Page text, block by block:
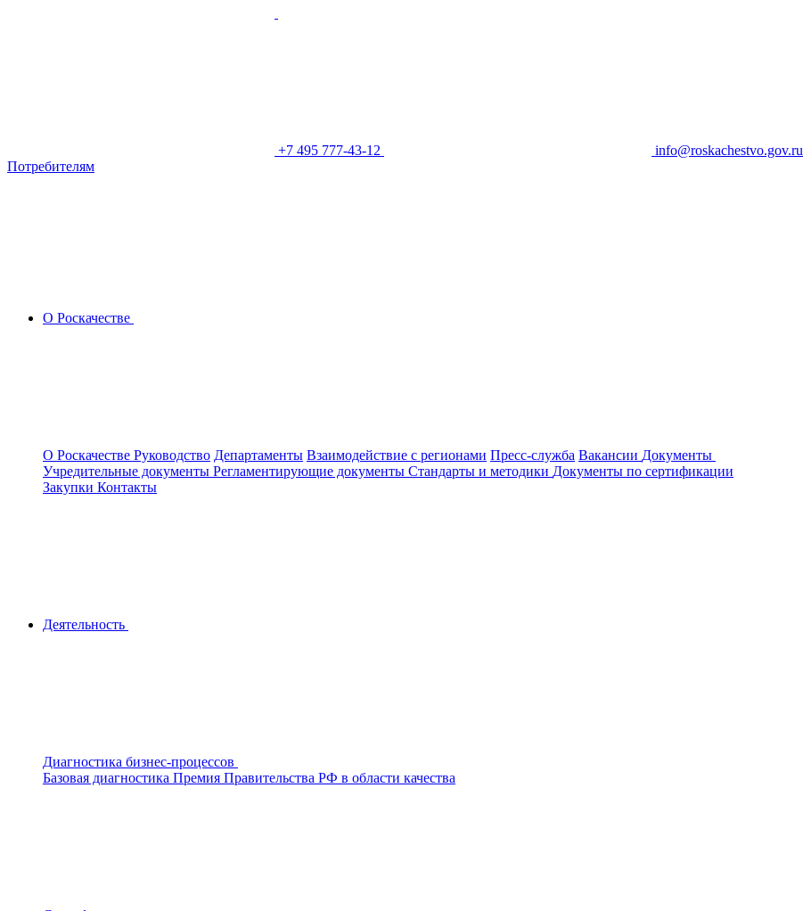
+7 495 777-43-12
info@roskachestvo.gov.ru
Потребителям
О Роскачестве
О Роскачестве Руководство Департаменты Взаимодействие с регионами Пресс-служба Вакансии Документы
Учредительные документы Регламентирующие документы Стандарты и методики Документы по сертификации
Закупки Контакты
Деятельность
Диагностика бизнес-процессов
Базовая диагностика Премия Правительства РФ в области качества